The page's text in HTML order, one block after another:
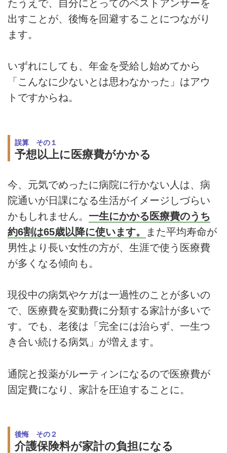
たうえで、自分にとってのベストアンサーを
出すことが、後悔を回避することにつながり
ます。
いずれにしても、年金を受給し始めてから
「こんなに少ないとは思わなかった」はアウ
トですからね。
誤算 その１
予想以上に医療費がかかる
今、元気でめったに病院に行かない人は、病
院通いが日課になる生活がイメージしづらい
かもしれません。 一生にかかる医療費のうち
約6割は65歳以降に使います。
また平均寿命が
男性より長い女性の方が、生涯で使う医療費
が多くなる傾向も。
現役中の病気やケガは一過性のことが多いの
で、医療費を変動費に分類する家計が多いで
す。でも、老後は「完全には治らず、一生つ
き合い続ける病気」が増えます。
通院と投薬がルーティンになるので医療費が
固定費になり、家計を圧迫することに。
後悔 その２
介護保険料が家計の負担になる